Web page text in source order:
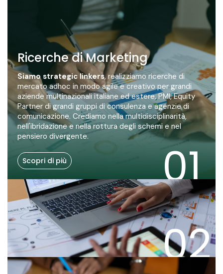
01
Ricerche di Marketing
Siamo strategic linkers, realizziamo ricerche di
mercato adhoc in modo agile e creativo per grandi
aziende multinazionali italiane ed estere, PMI, Equity
Partner di grandi gruppi di consulenza e agenzie di
comunicazione. Crediamo nella multidisciplinarità,
nell'ibridazione e nella rottura degli schemi e nel
pensiero divergente.
Scopri di più
02